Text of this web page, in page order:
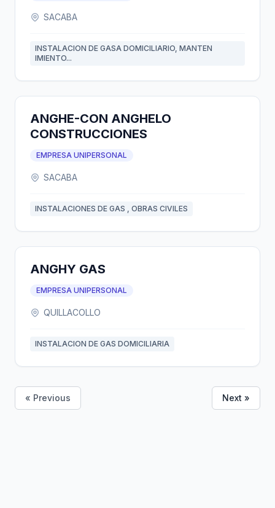
SACABA
INSTALACION DE GASA DOMICILIARIO, MANTEN
IMIENTO...
ANGHE-CON ANGHELO
CONSTRUCCIONES
EMPRESA UNIPERSONAL
SACABA
INSTALACIONES DE GAS , OBRAS CIVILES
ANGHY GAS
EMPRESA UNIPERSONAL
QUILLACOLLO
INSTALACION DE GAS DOMICILIARIA
« Previous Next »